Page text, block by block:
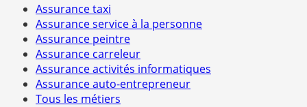
Assurance taxi
Assurance service à la personne
Assurance peintre
Assurance carreleur
Assurance activités informatiques
Assurance auto-entrepreneur
Tous les métiers